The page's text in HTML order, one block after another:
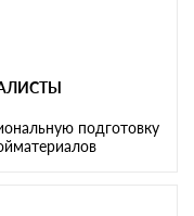
подготовку